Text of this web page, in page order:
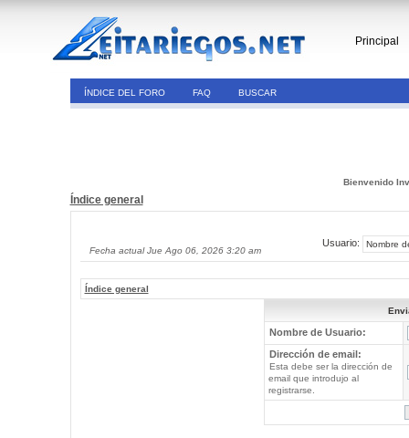
Principal
ÍNDICE DEL FORO FAQ BUSCAR
Bienvenido
Índice general
Fecha actual Jue Ago 06, 2026 3:20 am
Usuario:
Índice general
Nombre de Usuario:
Dirección de email:
Esta debe ser la dirección de
email que introdujo al
registrarse.